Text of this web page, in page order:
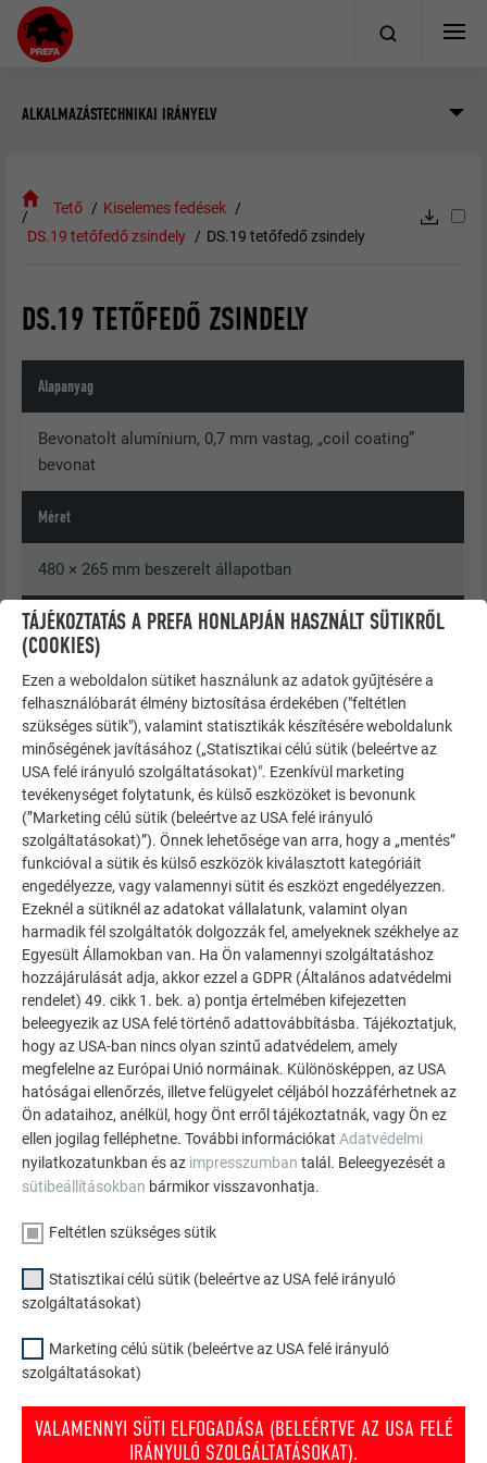
ALKALMAZÁSTECHNIKAI IRÁNYELV
Tető
Kiselemes fedések
DS.19 tetőfedő zsindely
DS.19 tetőfedő zsindely
DS.19 TETŐFEDŐ ZSINDELY
Alapanyag
Bevonatolt alumínium, 0,7 mm vastag, „coil coating”
bevonat
Méret
480 × 265 mm beszerelt állapotban
Súly
1 m² = kb. 2,75 kg = 8 zsindely
Tetőhajlásszög
17°-tól = kb. 31%
Alátétszerkezet és elválasztóréteg
Lásd az „Általános információk” fejezetet, 25°-os
tetőhajlásszögig bitumenes elválasztóréteg szükséges.
Alaprögzítés
Közvetett, 1 db patenthafter és bordás szeg/DS.19
tetőfedő zsindely = 8 patenthafter és bordás szeg/m²
TÁJÉKOZTATÁS A PREFA HONLAPJÁN HASZNÁLT SÜTIKRŐL
(COOKIES)
Ezen a weboldalon sütiket használunk az adatok gyűjtésére a
felhasználóbarát élmény biztosítása érdekében ("feltétlen
szükséges sütik"), valamint statisztikák készítésére weboldalunk
minőségének javításához („Statisztikai célú sütik (beleértve az
USA felé irányuló szolgáltatásokat)". Ezenkívül marketing
tevékenységet folytatunk, és külső eszközöket is bevonunk
(”Marketing célú sütik (beleértve az USA felé irányuló
szolgáltatásokat)”). Önnek lehetősége van arra, hogy a „mentés”
funkcióval a sütik és külső eszközök kiválasztott kategóriáit
engedélyezze, vagy valamennyi sütit és eszközt engedélyezzen.
Ezeknél a sütiknél az adatokat vállalatunk, valamint olyan
harmadik fél szolgáltatók dolgozzák fel, amelyeknek székhelye az
Egyesült Államokban van. Ha Ön valamennyi szolgáltatáshoz
hozzájárulását adja, akkor ezzel a GDPR (Általános adatvédelmi
rendelet) 49. cikk 1. bek. a) pontja értelmében kifejezetten
beleegyezik az USA felé történő adattovábbításba. Tájékoztatjuk,
hogy az USA-ban nincs olyan szintű adatvédelem, amely
megfelelne az Európai Unió normáinak. Különösképpen, az USA
hatóságai ellenőrzés, illetve felügyelet céljából hozzáférhetnek az
Ön adataihoz, anélkül, hogy Önt erről tájékoztatnák, vagy Ön ez
ellen jogilag felléphetne. További információkat Adatvédelmi
nyilatkozatunkban és az impresszumban talál. Beleegyezését a
sütibeállításokban bármikor visszavonhatja.
Feltétlen szükséges sütik
Statisztikai célú sütik (beleértve az USA felé irányuló
szolgáltatásokat)
Marketing célú sütik (beleértve az USA felé irányuló
szolgáltatásokat)
VALAMENNYI SÜTI ELFOGADÁSA (BELEÉRTVE AZ USA FELÉ
IRÁNYULÓ SZOLGÁLTATÁSOKAT).